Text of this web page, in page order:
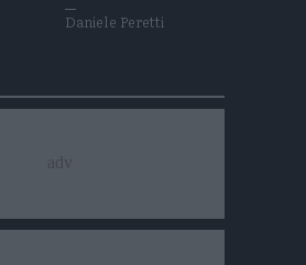
Daniele Peretti